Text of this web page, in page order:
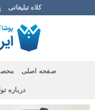
کلاه تبلیغاتی
صفحه اصلی
درباره